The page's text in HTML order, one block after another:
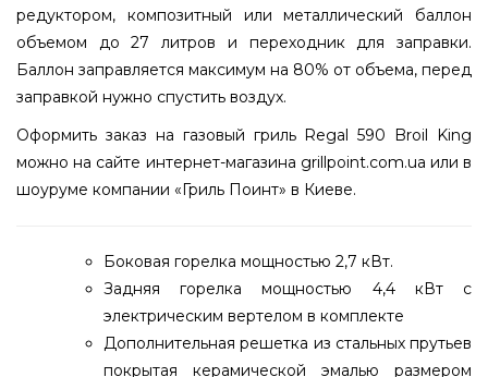
редуктором, композитный или металлический баллон
объемом до 27 литров и переходник для заправки.
Баллон заправляется максимум на 80% от объема, перед
заправкой нужно спустить воздух.
Оформить заказ на газовый гриль Regal 590 Broil King
можно на сайте интернет-магазина grillpoint.com.ua или в
шоуруме компании «Гриль Поинт» в Киеве.
Боковая горелка мощностью 2,7 кВт.
Задняя горелка мощностью 4,4 кВт с
электрическим вертелом в комплекте
Дополнительная решетка из стальных прутьев
покрытая керамической эмалью размером